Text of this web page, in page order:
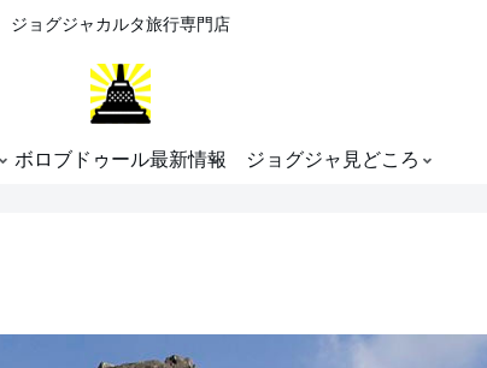
ジョグジャカルタ旅行専門店
ボロブドゥール最新情報 ジョグジャ見どころ